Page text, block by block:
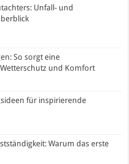
Unfall- und
So sorgt eine
und Komfort
für inspirierende
Warum das erste